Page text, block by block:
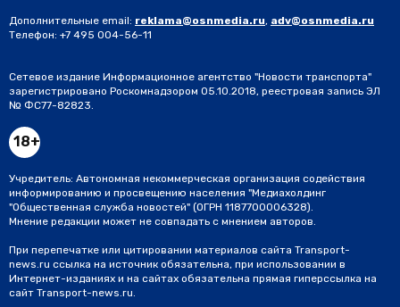
Дополнительные email: reklama@osnmedia.ru, adv@osnmedia.ru
Телефон: +7 495 004-56-11
Сетевое издание Информационное агентство "Новости транспорта"
зарегистрировано Роскомнадзором 05.10.2018, реестровая запись ЭЛ
№ ФС77-82823.
18+
Учредитель: Автономная некоммерческая организация содействия
информированию и просвещению населения "Медиахолдинг
"Общественная служба новостей" (ОГРН 1187700006328).
Мнение редакции может не совпадать с мнением авторов.
При перепечатке или цитировании материалов сайта Transport-
news.ru ссылка на источник обязательна, при использовании в
Интернет-изданиях и на сайтах обязательна прямая гиперссылка на
сайт Transport-news.ru.